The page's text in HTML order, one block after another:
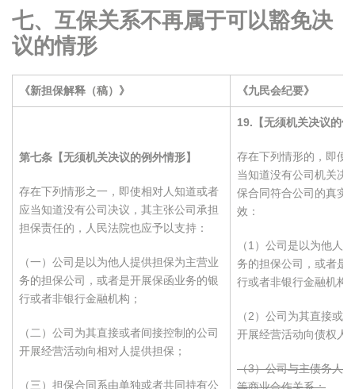
七、互保关系不再属于可以豁免决
议的情形
《新担保解释（稿）》 《九民会纪要》
第七条【无须机关决议的例外情形】
存在下列情形之一，即使相对人知道或者
应当知道没有公司决议，其主张公司承担
担保责任的，人民法院也应予以支持：
（一）公司是以为他人提供担保为主营业
务的担保公司，或者是开展保函业务的银
行或者非银行金融机构；
（二）公司为其直接或者间接控制的公司
开展经营活动向相对人提供担保；
（三）担保合同系由单独或者共同持有公
19. 【无须机关决议的
存在下列情形的，即便
当知道没有公司机关决
保合同符合公司的真实
效：
（1）公司是以为他人
务的担保公司，或者是
行或者非银行金融机构
（2）公司为其直接或
开展经营活动向债权人
（3）公司与主债务人